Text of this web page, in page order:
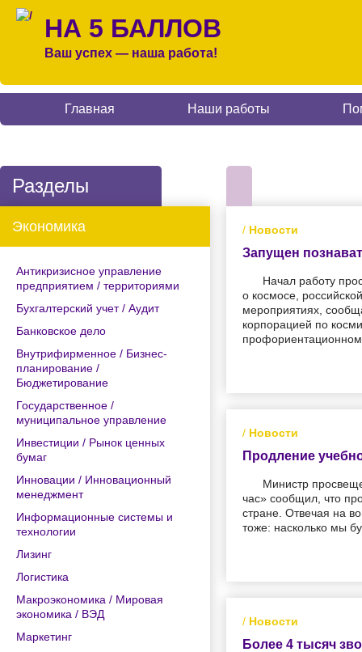
НА 5 БАЛЛОВ
Ваш успех — наша работа!
Главная Наши работы
Разделы
Экономика
Антикризисное управление
предприятием / территориями
Бухгалтерский учет / Аудит
Банковское дело
Внутрифирменное / Бизнес-
планирование /
Бюджетирование
Государственное /
муниципальное управление
Инвестиции / Рынок ценных
бумаг
Инновации / Инновационный
менеджмент
Информационные системы и
технологии
Лизинг
Логистика
Макроэкономика / Мировая
экономика / ВЭД
Маркетинг
/ Новости
Запущен
Начал работу
о космосе,
мероприятиях,
корпорацией по
/ Новости
Продление
Министр
час» сообщил, что
стране. Отвечая на
тоже: насколько мы
/ Новости
Более 4 тысяч